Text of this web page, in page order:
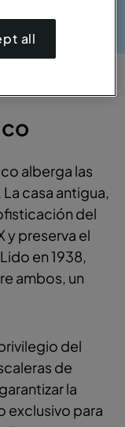
alberga las
casa antigua,
del
y preserva el
en 1938,
ambos, un
del
de
la
exclusivo para
all